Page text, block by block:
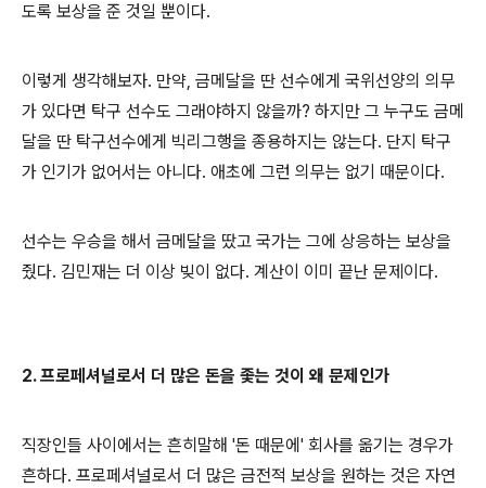
도록 보상을 준 것일 뿐이다.
이렇게 생각해보자. 만약, 금메달을 딴 선수에게 국위선양의 의무
가 있다면 탁구 선수도 그래야하지 않을까? 하지만 그 누구도 금메
달을 딴 탁구선수에게 빅리그행을 종용하지는 않는다. 단지 탁구
가 인기가 없어서는 아니다. 애초에 그런 의무는 없기 때문이다.
선수는 우승을 해서 금메달을 땄고 국가는 그에 상응하는 보상을
줬다. 김민재는 더 이상 빚이 없다. 계산이 이미 끝난 문제이다.
2. 프로페셔널로서 더 많은 돈을 좇는 것이 왜 문제인가
직장인들 사이에서는 흔히말해 '돈 때문에' 회사를 옮기는 경우가
흔하다. 프로페셔널로서 더 많은 금전적 보상을 원하는 것은 자연